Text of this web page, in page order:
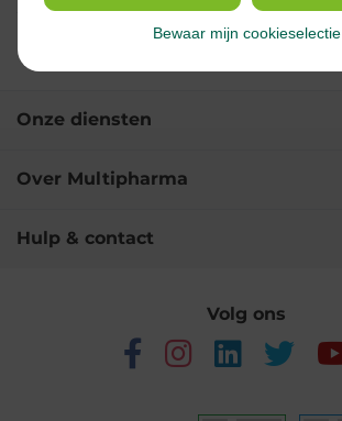
Onze diensten
Over Multipharma
Hulp & contact
Volg ons
Bewaar mijn cookieselectie